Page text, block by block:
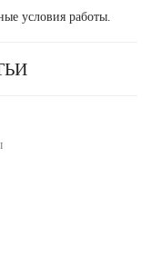
условия работы.